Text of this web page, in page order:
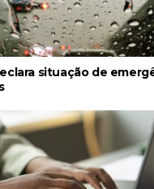
situação de